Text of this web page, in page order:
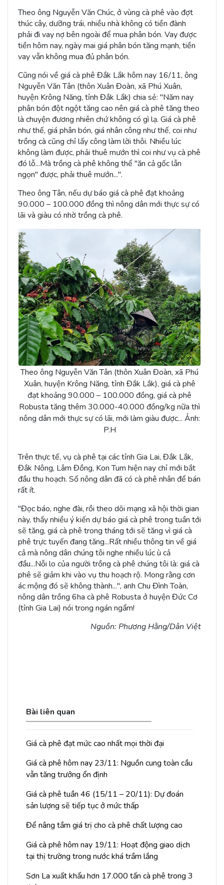
Theo ông Nguyễn Văn Chúc, ở vùng cà phê vào đợt
thúc cây, dưỡng trái, nhiều nhà không có tiền đành
phải đi vay nợ bên ngoài để mua phân bón. Vay được
tiền hôm nay, ngày mai giá phân bón tăng mạnh, tiền
vay vẫn không mua đủ phân bón.
Cũng nói về giá cà phê Đắk Lắk hôm nay 16/11, ông
Nguyễn Văn Tân (thôn Xuân Đoàn, xã Phú Xuân,
huyện Krông Năng, tỉnh Đắk Lắk) chia sẻ: "Năm nay
phân bón đột ngột tăng cao nên giá cà phê tăng theo
là chuyện đương nhiên chứ không có gì lạ. Giá cà phê
như thế, giá phân bón, giá nhân công như thế, coi như
trồng cà cũng chỉ lấy công làm lời thôi. Nhiều lúc
không làm được, phải thuê mướn thì coi như vụ cà phê
đó lỗ...Mà trồng cà phê không thể "ăn cả gốc lẫn
ngọn" được, phải thuê mướn...".
Theo ông Tân, nếu dự báo giá cà phê đạt khoảng
90.000 – 100.000 đồng thì nông dân mới thực sự có
lãi và giàu có nhờ trồng cà phê.
Theo ông Nguyễn Văn Tân (thôn Xuân Đoàn, xã Phú
Xuân, huyện Krông Năng, tỉnh Đắk Lắk), giá cà phê
đạt khoảng 90.000 – 100.000 đồng, giá cà phê
Robusta tăng thêm 30.000-40.000 đồng/kg nữa thì
nông dân mới thực sự có lãi, mới làm giàu được... Ảnh:
P.H
Trên thực tế, vụ cà phê tại các tỉnh Gia Lai, Đắk Lắk,
Đắk Nông, Lâm Đồng, Kon Tum hiện nay chỉ mới bắt
đầu thu hoạch. Số nông dân đã có cà phê nhân để bán
rất ít.
"Đọc báo, nghe đài, rồi theo dõi mạng xã hội thời gian
này, thấy nhiều ý kiến dự báo giá cà phê trong tuần tới
sẽ tăng, giá cà phê trong tháng tới sẽ tăng vì giá cà
phê trực tuyến đang tăng...Rất nhiều thông tin về giá
cả mà nông dân chúng tôi nghe nhiều lúc ù cả
đầu...Nỗi lo của người trồng cà phê chúng tôi là: giá cà
phê sẽ giảm khi vào vụ thu hoạch rộ. Mong rằng cơn
ác mộng đó sẽ không thành...", anh Chu Đình Toàn,
nông dân trồng 6ha cà phê Robusta ở huyện Đức Cơ
(tỉnh Gia Lai) nói trong ngán ngẩm!
Nguồn: Phương Hằng/Dân Việt
Bài liên quan
Giá cà phê đạt mức cao nhất mọi thời đại
Giá cà phê hôm nay 23/11: Nguồn cung toàn cầu
vẫn tăng trưởng ổn định
Giá cà phê tuần 46 (15/11 – 20/11): Dự đoán
sản lượng sẽ tiếp tục ở mức thấp
Để nâng tầm giá trị cho cà phê chất lượng cao
Giá cà phê hôm nay 19/11: Hoạt động giao dịch
tại thị trường trong nước khá trầm lắng
Sơn La xuất khẩu hơn 17.000 tấn cà phê trong 3